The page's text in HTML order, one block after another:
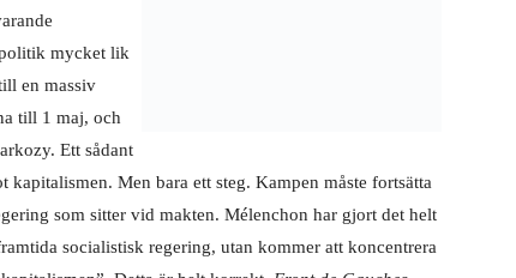
massivt valdeltagande den 6 maj för att besegra
i kampen mot kapitalismen. Men bara ett steg.
oavsett vilken regering som sitter vid makten.
inte kommer att delta i en framtida socialistisk regering,
”organisera motstånd mot kapitalismen”. Detta är helt
krav på införandet av tydliga åtgärder mot
kommer man att ytterligare kunna stärka sin position